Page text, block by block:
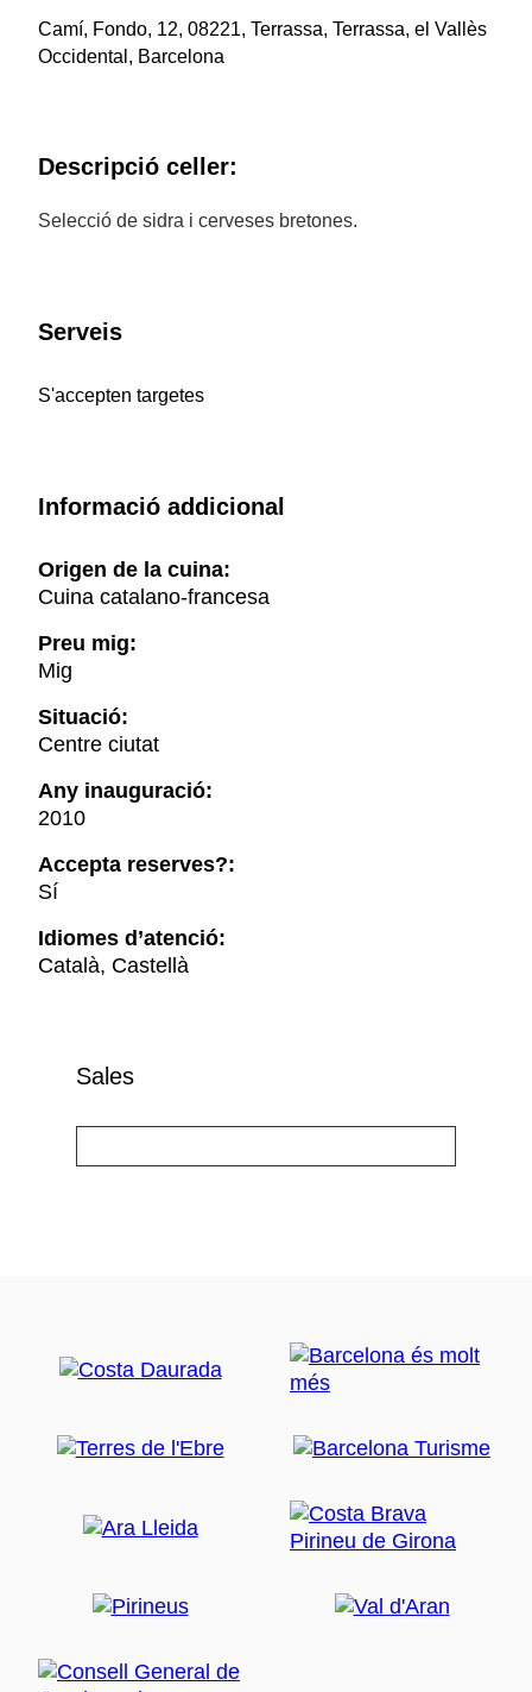
Camí, Fondo, 12, 08221, Terrassa, Terrassa, el Vallès
Occidental, Barcelona
Descripció celler:
Selecció de sidra i cerveses bretones.
Serveis
S'accepten targetes
Informació addicional
Origen de la cuina:
Cuina catalano-francesa
Preu mig:
Mig
Situació:
Centre ciutat
Any inauguració:
2010
Accepta reserves?:
Sí
Idiomes d’atenció:
Català, Castellà
Sales